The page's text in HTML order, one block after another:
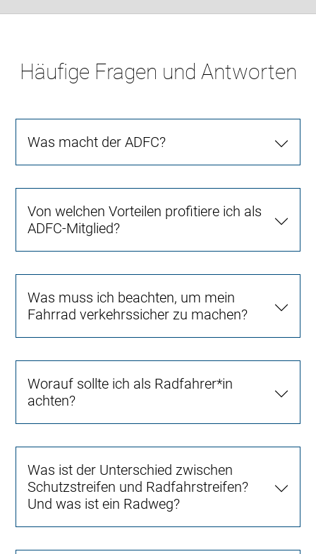
Häufige Fragen und Antworten
Was macht der ADFC?
Von welchen Vorteilen profitiere ich als
ADFC-Mitglied?
Was muss ich beachten, um mein
Fahrrad verkehrssicher zu machen?
Worauf sollte ich als Radfahrer*in
achten?
Was ist der Unterschied zwischen
Schutzstreifen und Radfahrstreifen?
Und was ist ein Radweg?